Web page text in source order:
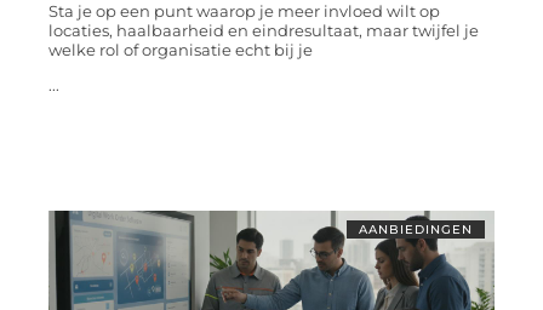
Sta je op een punt waarop je meer invloed wilt op
locaties, haalbaarheid en eindresultaat, maar twijfel je
welke rol of organisatie echt bij je
...
AANBIEDINGEN